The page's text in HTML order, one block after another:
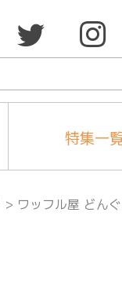
特集一
> ワッフル屋 どん